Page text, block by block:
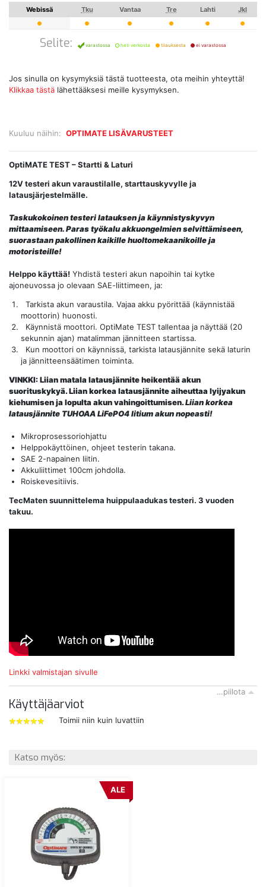
Kuuluu näihin: OPTIMATE LISÄVARUSTEET
Webissä Tku Vantaa Tre Lahti Jkl
Selite: varastossa heti verkosta tilauksesta ei varastossa
Jos sinulla on kysymyksiä tästä tuotteesta, ota meihin yhteyttä!
Klikkaa tästä lähettääksesi meille kysymyksen.
OptiMATE TEST – Startti & Laturi
12V testeri akun varaustilalle, starttauskyvylle ja
latausjärjestelmälle.
Taskukokoinen testeri latauksen ja käynnistyskyvyn
mittaamiseen. Paras työkalu akkuongelmien selvittämiseen,
suorastaan pakollinen kaikille huoltomekaanikoille ja
motoristeille!
Helppo käyttää! Yhdistä testeri akun napoihin tai kytke
ajoneuvossa jo olevaan SAE-liittimeen, ja:
Tarkista akun varaustila. Vajaa akku pyörittää (käynnistää
moottorin) huonosti.
Käynnistä moottori. OptiMate TEST tallentaa ja näyttää (20
sekunnin ajan) matalimman jännitteen startissa.
Kun moottori on käynnissä, tarkista latausjännite sekä laturin
ja jännitteensäätimen toiminta.
VINKKI: Liian matala latausjännite heikentää akun
suorituskykyä. Liian korkea latausjännite aiheuttaa lyijyakun
kiehumisen ja lopulta akun vahingoittumisen.Liian korkea
latausjännite TUHOAA LiFePO4 litium akun nopeasti!
Mikroprosessoriohjattu
Helppokäyttöinen, ohjeet testerin takana.
SAE 2-napainen liitin.
Akkuliittimet 100cm johdolla.
Roiskevesitiivis.
TecMaten suunnittelema huippulaadukas testeri. 3 vuoden
takuu.
Linkki valmistajan sivulle
…piilota
Käyttäjäarviot
Toimii niin kuin luvattiin
Katso myös:
ALE